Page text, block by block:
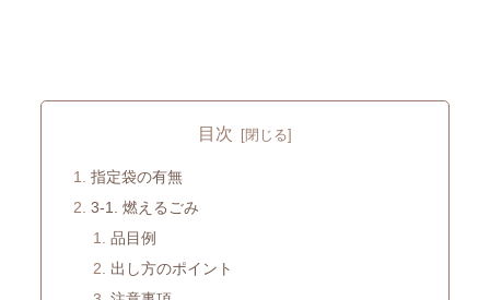
目次
指定袋の有無
3-1. 燃えるごみ
品目例
出し方のポイント